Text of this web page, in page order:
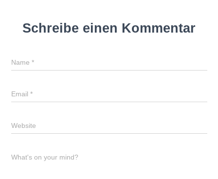
Schreibe einen Kommentar
Name *
Email *
Website
What's on your mind?